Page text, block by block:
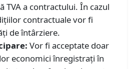
TVA a contractului. În cazul
contractuale vor fi
de întârziere.
Vor fi acceptate doar
economici înregistrați în